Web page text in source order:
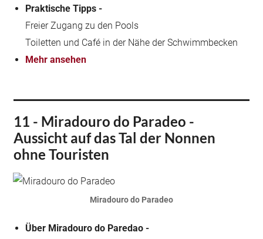
Praktische Tipps -
Freier Zugang zu den Pools
Toiletten und Café in der Nähe der Schwimmbecken
Mehr ansehen
11 - Miradouro do Paradeo -
Aussicht auf das Tal der Nonnen
ohne Touristen
Miradouro do Paradeo
Über Miradouro do Paredao -